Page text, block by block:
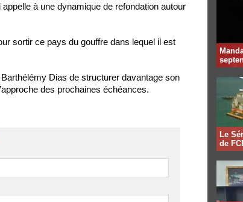
à une dynamique de refondation autour
sortir ce pays du gouffre dans lequel il est
Dias de structurer davantage son
des prochaines échéances.
Le
de